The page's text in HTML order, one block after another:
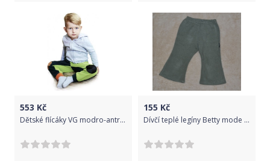
553 Kč
Dětské flícáky VG modro-antracitové, Modrá, 104/110
155 Kč
Dívčí teplé legíny Betty mode velikost 98